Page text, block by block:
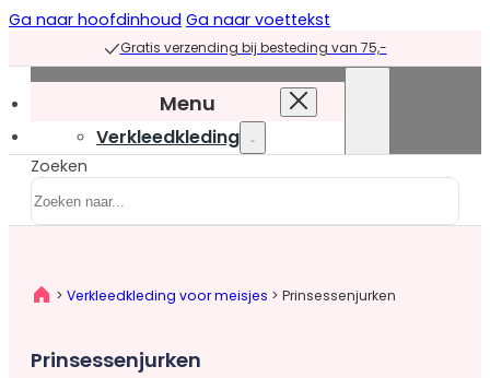
Ga naar hoofdinhoud Ga naar voettekst
Gratis verzending bij besteding van 75,-
Menu
Verkleedkleding
overzicht
Prinsessenjurken
prinsessenjurken
Zoeken
> Verkleedkleding voor meisjes > Prinsessenjurken
Prinsessenjurken